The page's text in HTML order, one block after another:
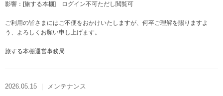
影響：[旅する本棚] ログイン不可ただし閲覧可
ご利用の皆さまにはご不便をおかけいたしますが、何卒ご理解を賜りますよ
う、よろしくお願い申し上げます。
旅する本棚運営事務局
2026.05.15 ｜ メンテナンス